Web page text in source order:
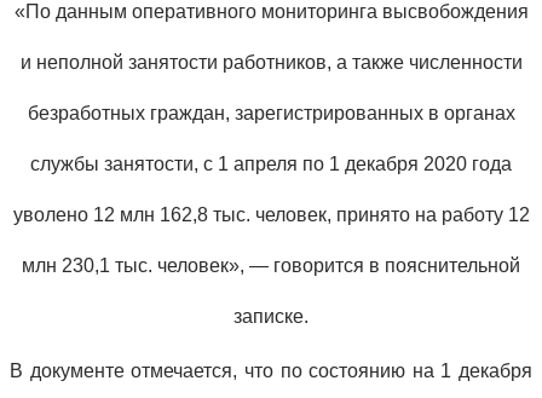
«По данным оперативного мониторинга высвобождения
и неполной занятости работников, а также численности
безработных граждан, зарегистрированных в органах
службы занятости, с 1 апреля по 1 декабря 2020 года
уволено 12 млн 162,8 тыс. человек, принято на работу 12
млн 230,1 тыс. человек», — говорится в пояснительной
записке.
В документе отмечается, что по состоянию на 1 декабря